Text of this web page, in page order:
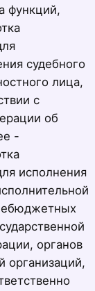
функций,
судебного
лица,
с
об
-
исполнения
органов
организаций,